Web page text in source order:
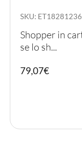
SKU:
Shopper in
se lo sh...
79,07€